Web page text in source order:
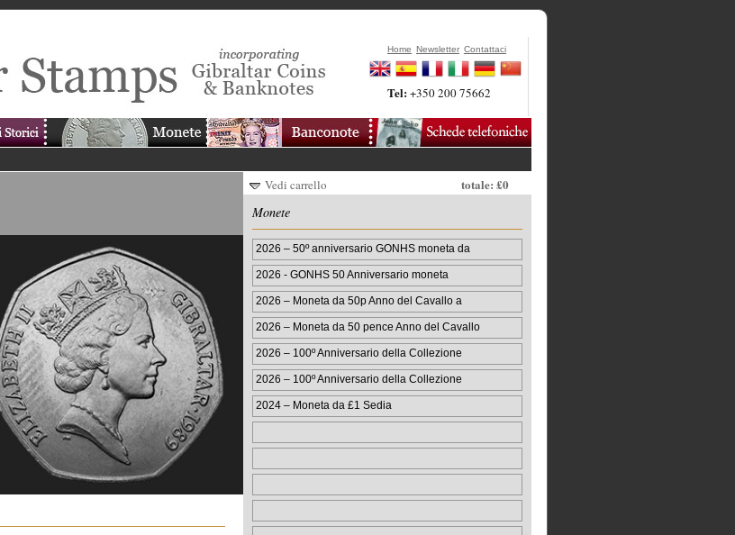
Home Newsletter Contattaci
Tel:+350 200 75662
Vedi carrello
totale: £0
Monete
2026 – 50º anniversario GONHS moneta da
50p
2026 - GONHS 50 Anniversario moneta
colorata da 50
2026 – Moneta da 50p Anno del Cavallo a
colori
2026 – Moneta da 50 pence Anno del Cavallo
2026 – 100º Anniversario della Collezione
Numismat
2026 – 100º Anniversario della Collezione
della St
2024 – Moneta da £1 Sedia
dell’Incoronazione